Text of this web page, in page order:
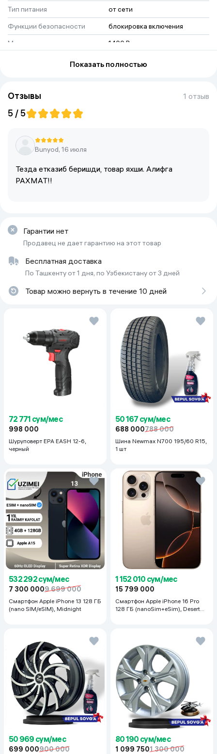
Тип питания
от сети
Функции безопасности
блокировка включения
Мощность
1400 Вт
Показать полностью
Отзывы 1 отзыв
5 / 5
Bunyod, 16 июля
Тезда етказиб беришди, товар яхши. Алифга
РАХМАТ!!
Гарантии нет
Продавец не дает гарантию на этот товар
Бесплатная доставка
По Ташкенту от 1 дня, по Узбекистану от 3 дней
Товар можно вернуть в течение 10 дней
72 771 сум/мес
998 000
Шуруповерт EPA EASH 12-6,
черный
50 167 сум/мес
688 000788 000
Шина Newmax N700 195/60 R15,
1 шт
532 292 сум/мес
7 300 0009 699 000
Смартфон Apple iPhone 13 128 ГБ
(nano SIM/eSIM), Midnight
1 152 010 сум/мес
15 799 000
Смартфон Apple iPhone 16 Pro
128 ГБ (nanoSim+eSim), Desert
50 969 сум/мес
699 000900 000
80 190 сум/мес
1 099 7501 300 000